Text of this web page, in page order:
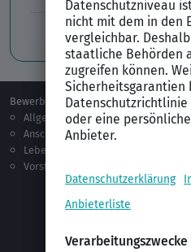
Professionelles Bewerbungsfoto
Bewerben
Allgemeines
Anschreiben
Lebenslauf
Vorstellungsgespräch